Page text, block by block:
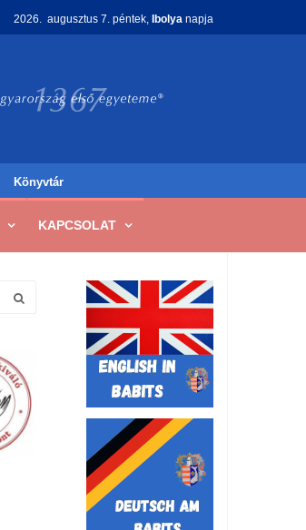
2026. augusztus 7. péntek, Ibolya napja
Könyvtár
KAPCSOLAT